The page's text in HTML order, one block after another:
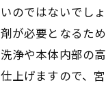
のではないでし
が必要となるた
浄や本体内部の
上げますので、